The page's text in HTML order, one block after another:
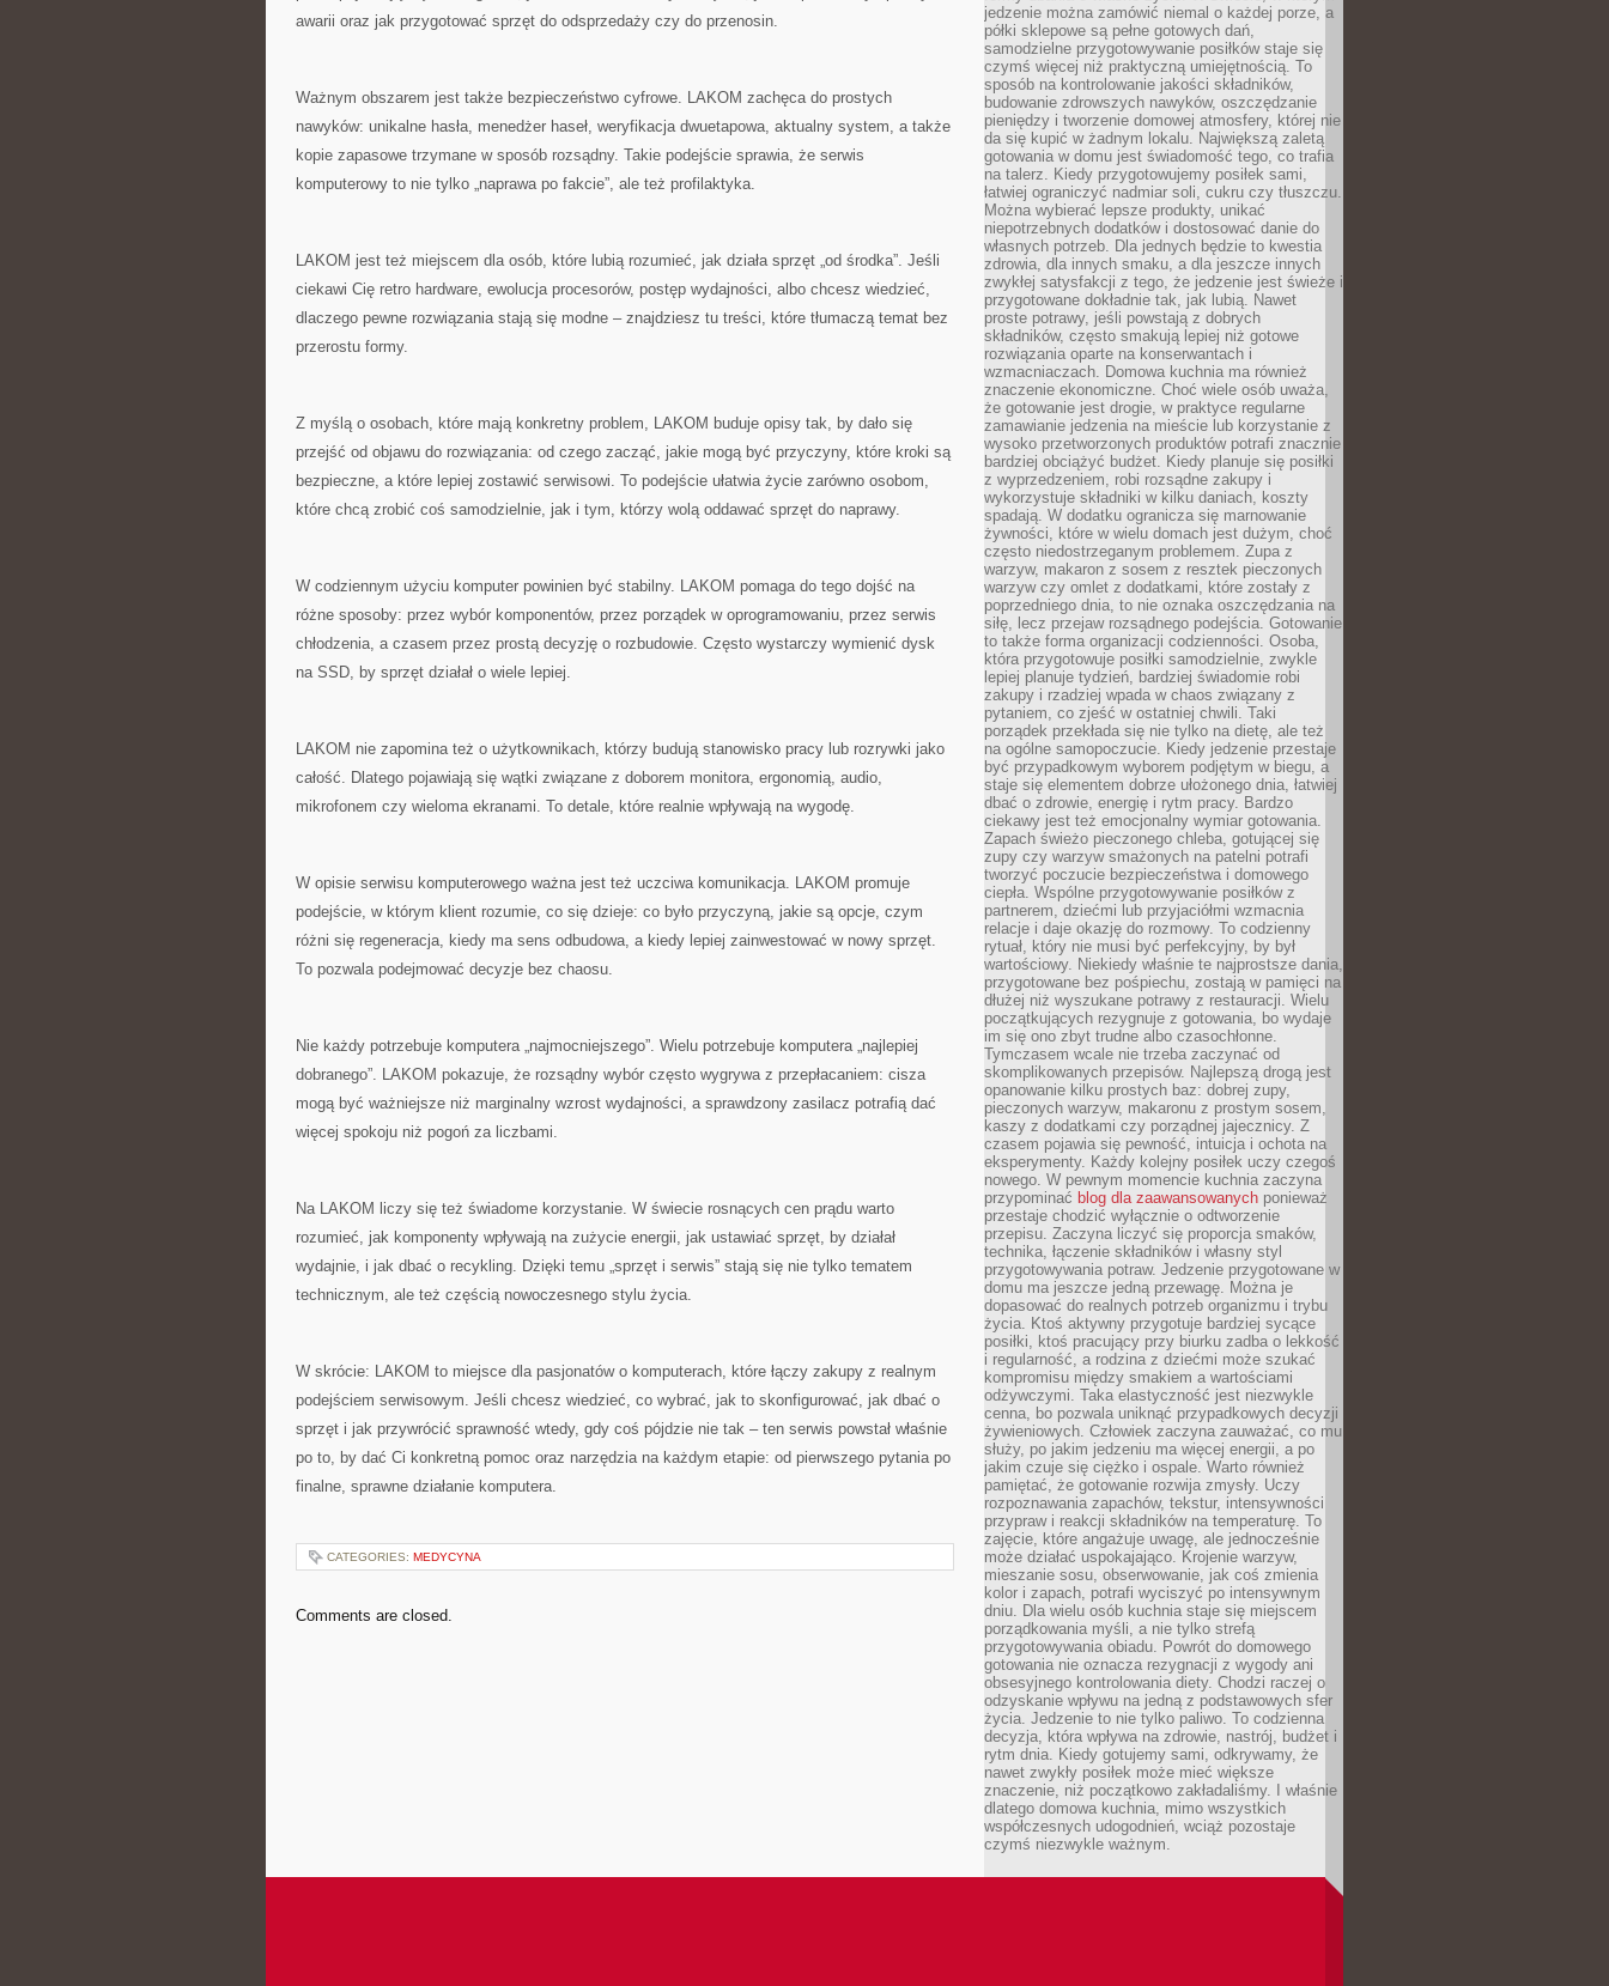
awarii oraz jak przygotować sprzęt do odsprzedaży czy do przenosin.
Ważnym obszarem jest także bezpieczeństwo cyfrowe. LAKOM zachęca do prostych
nawyków: unikalne hasła, menedżer haseł, weryfikacja dwuetapowa, aktualny system, a także
kopie zapasowe trzymane w sposób rozsądny. Takie podejście sprawia, że serwis
komputerowy to nie tylko „naprawa po fakcie”, ale też profilaktyka.
LAKOM jest też miejscem dla osób, które lubią rozumieć, jak działa sprzęt „od środka”. Jeśli
ciekawi Cię retro hardware, ewolucja procesorów, postęp wydajności, albo chcesz wiedzieć,
dlaczego pewne rozwiązania stają się modne – znajdziesz tu treści, które tłumaczą temat bez
przerostu formy.
Z myślą o osobach, które mają konkretny problem, LAKOM buduje opisy tak, by dało się
przejść od objawu do rozwiązania: od czego zacząć, jakie mogą być przyczyny, które kroki są
bezpieczne, a które lepiej zostawić serwisowi. To podejście ułatwia życie zarówno osobom,
które chcą zrobić coś samodzielnie, jak i tym, którzy wolą oddawać sprzęt do naprawy.
W codziennym użyciu komputer powinien być stabilny. LAKOM pomaga do tego dojść na
różne sposoby: przez wybór komponentów, przez porządek w oprogramowaniu, przez serwis
chłodzenia, a czasem przez prostą decyzję o rozbudowie. Często wystarczy wymienić dysk
na SSD, by sprzęt działał o wiele lepiej.
LAKOM nie zapomina też o użytkownikach, którzy budują stanowisko pracy lub rozrywki jako
całość. Dlatego pojawiają się wątki związane z doborem monitora, ergonomią, audio,
mikrofonem czy wieloma ekranami. To detale, które realnie wpływają na wygodę.
W opisie serwisu komputerowego ważna jest też uczciwa komunikacja. LAKOM promuje
podejście, w którym klient rozumie, co się dzieje: co było przyczyną, jakie są opcje, czym
różni się regeneracja, kiedy ma sens odbudowa, a kiedy lepiej zainwestować w nowy sprzęt.
To pozwala podejmować decyzje bez chaosu.
Nie każdy potrzebuje komputera „najmocniejszego”. Wielu potrzebuje komputera „najlepiej
dobranego”. LAKOM pokazuje, że rozsądny wybór często wygrywa z przepłacaniem: cisza
mogą być ważniejsze niż marginalny wzrost wydajności, a sprawdzony zasilacz potrafią dać
więcej spokoju niż pogoń za liczbami.
Na LAKOM liczy się też świadome korzystanie. W świecie rosnących cen prądu warto
rozumieć, jak komponenty wpływają na zużycie energii, jak ustawiać sprzęt, by działał
wydajnie, i jak dbać o recykling. Dzięki temu „sprzęt i serwis” stają się nie tylko tematem
technicznym, ale też częścią nowoczesnego stylu życia.
W skrócie: LAKOM to miejsce dla pasjonatów o komputerach, które łączy zakupy z realnym
podejściem serwisowym. Jeśli chcesz wiedzieć, co wybrać, jak to skonfigurować, jak dbać o
sprzęt i jak przywrócić sprawność wtedy, gdy coś pójdzie nie tak – ten serwis powstał właśnie
po to, by dać Ci konkretną pomoc oraz narzędzia na każdym etapie: od pierwszego pytania po
finalne, sprawne działanie komputera.
CATEGORIES: MEDYCYNA
Comments are closed.
jedzenie można zamówić niemal o każdej porze, a
półki sklepowe są pełne gotowych dań,
samodzielne przygotowywanie posiłków staje się
czymś więcej niż praktyczną umiejętnością. To
sposób na kontrolowanie jakości składników,
budowanie zdrowszych nawyków, oszczędzanie
pieniędzy i tworzenie domowej atmosfery, której nie
da się kupić w żadnym lokalu. Największą zaletą
gotowania w domu jest świadomość tego, co trafia
na talerz. Kiedy przygotowujemy posiłek sami,
łatwiej ograniczyć nadmiar soli, cukru czy tłuszczu.
Można wybierać lepsze produkty, unikać
niepotrzebnych dodatków i dostosować danie do
własnych potrzeb. Dla jednych będzie to kwestia
zdrowia, dla innych smaku, a dla jeszcze innych
zwykłej satysfakcji z tego, że jedzenie jest świeże i
przygotowane dokładnie tak, jak lubią. Nawet
proste potrawy, jeśli powstają z dobrych
składników, często smakują lepiej niż gotowe
rozwiązania oparte na konserwantach i
wzmacniaczach. Domowa kuchnia ma również
znaczenie ekonomiczne. Choć wiele osób uważa,
że gotowanie jest drogie, w praktyce regularne
zamawianie jedzenia na mieście lub korzystanie z
wysoko przetworzonych produktów potrafi znacznie
bardziej obciążyć budżet. Kiedy planuje się posiłki
z wyprzedzeniem, robi rozsądne zakupy i
wykorzystuje składniki w kilku daniach, koszty
spadają. W dodatku ogranicza się marnowanie
żywności, które w wielu domach jest dużym, choć
często niedostrzeganym problemem. Zupa z
warzyw, makaron z sosem z resztek pieczonych
warzyw czy omlet z dodatkami, które zostały z
poprzedniego dnia, to nie oznaka oszczędzania na
siłę, lecz przejaw rozsądnego podejścia. Gotowanie
to także forma organizacji codzienności. Osoba,
która przygotowuje posiłki samodzielnie, zwykle
lepiej planuje tydzień, bardziej świadomie robi
zakupy i rzadziej wpada w chaos związany z
pytaniem, co zjeść w ostatniej chwili. Taki
porządek przekłada się nie tylko na dietę, ale też
na ogólne samopoczucie. Kiedy jedzenie przestaje
być przypadkowym wyborem podjętym w biegu, a
staje się elementem dobrze ułożonego dnia, łatwiej
dbać o zdrowie, energię i rytm pracy. Bardzo
ciekawy jest też emocjonalny wymiar gotowania.
Zapach świeżo pieczonego chleba, gotującej się
zupy czy warzyw smażonych na patelni potrafi
tworzyć poczucie bezpieczeństwa i domowego
ciepła. Wspólne przygotowywanie posiłków z
partnerem, dziećmi lub przyjaciółmi wzmacnia
relacje i daje okazję do rozmowy. To codzienny
rytuał, który nie musi być perfekcyjny, by był
wartościowy. Niekiedy właśnie te najprostsze dania,
przygotowane bez pośpiechu, zostają w pamięci na
dłużej niż wyszukane potrawy z restauracji. Wielu
początkujących rezygnuje z gotowania, bo wydaje
im się ono zbyt trudne albo czasochłonne.
Tymczasem wcale nie trzeba zaczynać od
skomplikowanych przepisów. Najlepszą drogą jest
opanowanie kilku prostych baz: dobrej zupy,
pieczonych warzyw, makaronu z prostym sosem,
kaszy z dodatkami czy porządnej jajecznicy. Z
czasem pojawia się pewność, intuicja i ochota na
eksperymenty. Każdy kolejny posiłek uczy czegoś
nowego. W pewnym momencie kuchnia zaczyna
przypominać blog dla zaawansowanych ponieważ
przestaje chodzić wyłącznie o odtworzenie
przepisu. Zaczyna liczyć się proporcja smaków,
technika, łączenie składników i własny styl
przygotowywania potraw. Jedzenie przygotowane w
domu ma jeszcze jedną przewagę. Można je
dopasować do realnych potrzeb organizmu i trybu
życia. Ktoś aktywny przygotuje bardziej sycące
posiłki, ktoś pracujący przy biurku zadba o lekkość
i regularność, a rodzina z dziećmi może szukać
kompromisu między smakiem a wartościami
odżywczymi. Taka elastyczność jest niezwykle
cenna, bo pozwala uniknąć przypadkowych decyzji
żywieniowych. Człowiek zaczyna zauważać, co mu
służy, po jakim jedzeniu ma więcej energii, a po
jakim czuje się ciężko i ospale. Warto również
pamiętać, że gotowanie rozwija zmysły. Uczy
rozpoznawania zapachów, tekstur, intensywności
przypraw i reakcji składników na temperaturę. To
zajęcie, które angażuje uwagę, ale jednocześnie
może działać uspokajająco. Krojenie warzyw,
mieszanie sosu, obserwowanie, jak coś zmienia
kolor i zapach, potrafi wyciszyć po intensywnym
dniu. Dla wielu osób kuchnia staje się miejscem
porządkowania myśli, a nie tylko strefą
przygotowywania obiadu. Powrót do domowego
gotowania nie oznacza rezygnacji z wygody ani
obsesyjnego kontrolowania diety. Chodzi raczej o
odzyskanie wpływu na jedną z podstawowych sfer
życia. Jedzenie to nie tylko paliwo. To codzienna
decyzja, która wpływa na zdrowie, nastrój, budżet i
rytm dnia. Kiedy gotujemy sami, odkrywamy, że
nawet zwykły posiłek może mieć większe
znaczenie, niż początkowo zakładaliśmy. I właśnie
dlatego domowa kuchnia, mimo wszystkich
współczesnych udogodnień, wciąż pozostaje
czymś niezwykle ważnym.